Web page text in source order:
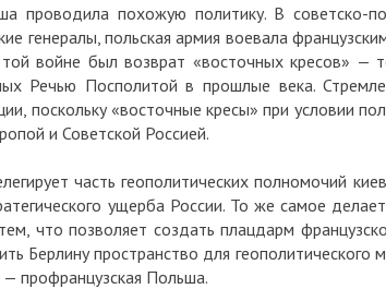
проводила похожую политику. В советско-
генералы, польская армия воевала
войне был возврат «восточных кресов» —
Речью Посполитой в прошлые века.
поскольку «восточные кресы» при условии
и Советской Россией.
часть геополитических полномочий
ущерба России. То же самое
что позволяет создать плацдарм
Берлину пространство для
профранцузская Польша.